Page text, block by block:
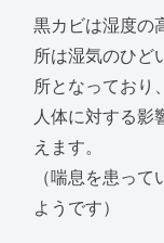
黒カビは湿度の
所は湿気のひど
所となっており、
人体に対する影
えます。
（喘息を患っ
ようです）